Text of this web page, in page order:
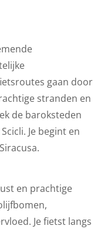
gaan door
stranden en
de baroksteden
Je begint en
en prachtige
Je fietst langs